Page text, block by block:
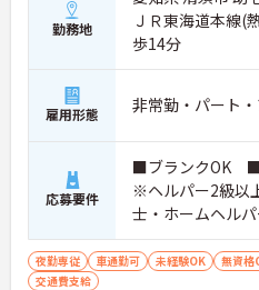
勤務地
ＪＲ東海道本線(
歩14分
雇用形態 非常勤・パート
応募要件
■ブランクOK
※ヘルパー2級以
士・ホームヘル
祉系業務経験者
生活支援員、障
夜勤専従 車通勤可 未経験OK 無資格
交通費支給